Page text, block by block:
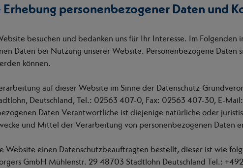
personenbezogener Daten und
besuchen und bedanken uns für Ihr Interesse. Im
Daten bei Nutzung unserer Website. Personenbezogene Daten
können.
auf dieser Website im Sinne der Datenschutz-
Deutschland, Tel.: 02563 407-0, Fax: 02563 407-30, E-
Daten Verantwortliche ist diejenige natürliche oder
und Mittel der Verarbeitung von personenbezogenen Daten
Website einen Datenschutzbeauftragten bestellt, dieser ist wie
GmbH Mühlenstr. 29 48703 Stadtlohn Deutschland Tel.: